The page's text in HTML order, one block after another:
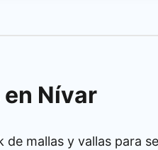
Nívar
mallas y vallas para